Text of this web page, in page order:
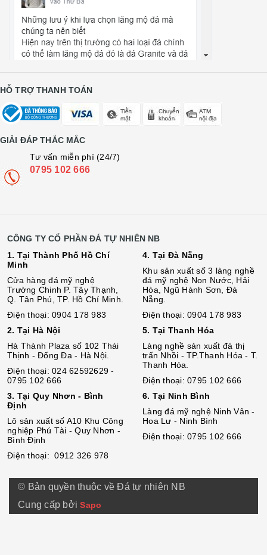
HỖ TRỢ THANH TOÁN
GIẢI ĐÁP THẮC MẮC
Tư vấn miễn phí (24/7)
0795 102 666
CÔNG TY CỔ PHẦN ĐÁ TỰ NHIÊN NB
1. Tại Thành Phố Hồ Chí
Minh
Cửa hàng đá mỹ nghệ
Trường Chinh P. Tây Thạnh,
Q. Tân Phú, TP. Hồ Chí Minh.
Điện thoại: 0904 178 983
2. Tại Hà Nội
Hà Thành Plaza số 102 Thái
Thịnh - Đống Đa - Hà Nội.
Điện thoại: 024 62592629 -
0795 102 666
3. Tại Quy Nhơn - Bình
Định
Lô sản xuất số A10 Khu Công
nghiệp Phú Tài - Quy Nhơn -
Bình Định
Điện thoại: 0912 326 978
4. Tại Đà Nẵng
Khu sản xuất số 3 làng nghề
đá mỹ nghệ Non Nước, Hải
Hòa, Ngũ Hành Sơn, Đà
Nẵng.
Điện thoại: 0904 178 983
5. Tại Thanh Hóa
Làng nghề sản xuất đá thị
trấn Nhồi - TP.Thanh Hóa - T.
Thanh Hóa.
Điện thoại: 0795 102 666
6. Tại Ninh Bình
Làng đá mỹ nghệ Ninh Vân -
Hoa Lư - Ninh Bình
Điện thoại: 0795 102 666
© Bản quyền thuộc về Đá tự nhiên NB
Cung cấp bởiSapo